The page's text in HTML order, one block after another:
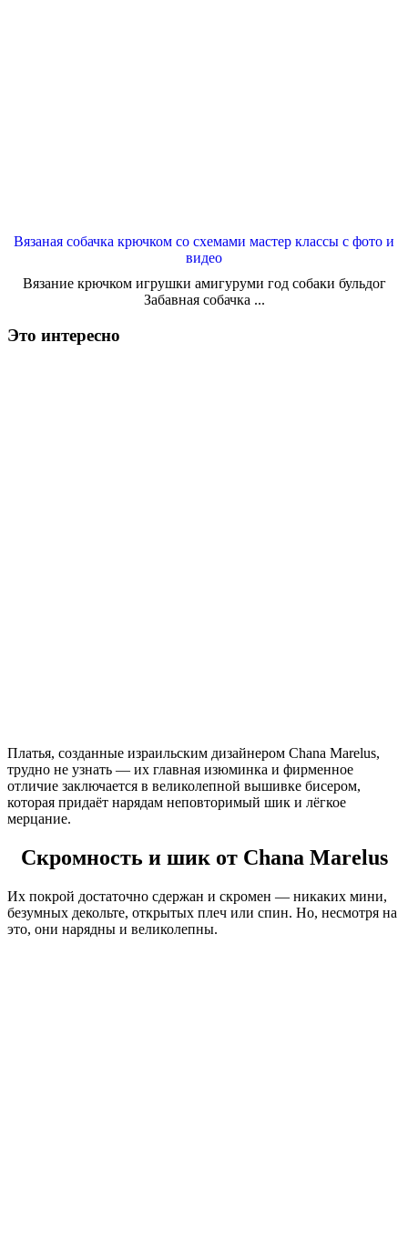
Вязаная собачка крючком со схемами мастер классы с фото и
видео
Вязание крючком игрушки амигуруми год собаки бульдог
Забавная собачка ...
Это интересно
Платья, созданные израильским дизайнером Chana Marelus,
трудно не узнать — их главная изюминка и фирменное
отличие заключается в великолепной вышивке бисером,
которая придаёт нарядам неповторимый шик и лёгкое
мерцание.
Скромность и шик от Chana Marelus
Их покрой достаточно сдержан и скромен — никаких мини,
безумных декольте, открытых плеч или спин. Но, несмотря на
это, они нарядны и великолепны.